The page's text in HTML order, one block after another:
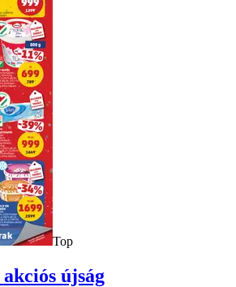
Top
akciós újság